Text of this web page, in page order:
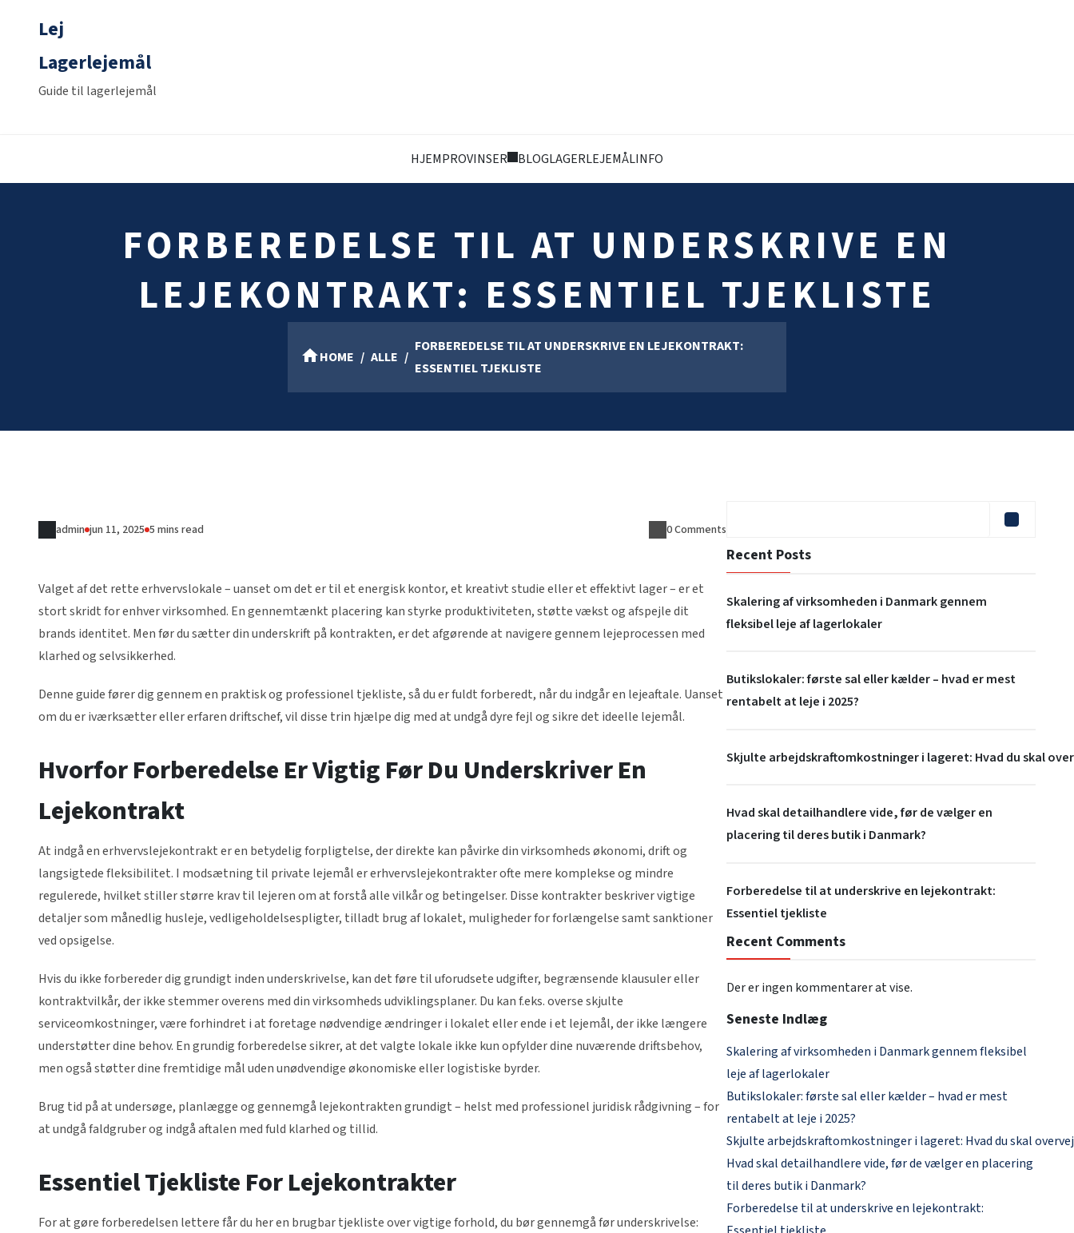
Lej
Lagerlejemål
Guide til lagerlejemål
HJEMPROVINSER BLOGLAGERLEJEMÅLINFO
FORBEREDELSE TIL AT UNDERSKRIVE EN
LEJEKONTRAKT: ESSENTIEL TJEKLISTE
HOME ALLE
FORBEREDELSE TIL AT UNDERSKRIVE EN LEJEKONTRAKT:
ESSENTIEL TJEKLISTE
admin jun 11, 2025 5 mins read 0 Comments
Valget af det rette erhvervslokale – uanset om det er til et energisk kontor, et kreativt studie eller et effektivt lager – er et
stort skridt for enhver virksomhed. En gennemtænkt placering kan styrke produktiviteten, støtte vækst og afspejle dit
brands identitet. Men før du sætter din underskrift på kontrakten, er det afgørende at navigere gennem lejeprocessen med
klarhed og selvsikkerhed.
Denne guide fører dig gennem en praktisk og professionel tjekliste, så du er fuldt forberedt, når du indgår en lejeaftale. Uanset
om du er iværksætter eller erfaren driftschef, vil disse trin hjælpe dig med at undgå dyre fejl og sikre det ideelle lejemål.
Hvorfor Forberedelse Er Vigtig Før Du Underskriver En
Lejekontrakt
At indgå en erhvervslejekontrakt er en betydelig forpligtelse, der direkte kan påvirke din virksomheds økonomi, drift og
langsigtede fleksibilitet. I modsætning til private lejemål er erhvervslejekontrakter ofte mere komplekse og mindre
regulerede, hvilket stiller større krav til lejeren om at forstå alle vilkår og betingelser. Disse kontrakter beskriver vigtige
detaljer som månedlig husleje, vedligeholdelsespligter, tilladt brug af lokalet, muligheder for forlængelse samt sanktioner
ved opsigelse.
Hvis du ikke forbereder dig grundigt inden underskrivelse, kan det føre til uforudsete udgifter, begrænsende klausuler eller
kontraktvilkår, der ikke stemmer overens med din virksomheds udviklingsplaner. Du kan f.eks. overse skjulte
serviceomkostninger, være forhindret i at foretage nødvendige ændringer i lokalet eller ende i et lejemål, der ikke længere
understøtter dine behov. En grundig forberedelse sikrer, at det valgte lokale ikke kun opfylder dine nuværende driftsbehov,
men også støtter dine fremtidige mål uden unødvendige økonomiske eller logistiske byrder.
Brug tid på at undersøge, planlægge og gennemgå lejekontrakten grundigt – helst med professionel juridisk rådgivning – for
at undgå faldgruber og indgå aftalen med fuld klarhed og tillid.
Essentiel Tjekliste For Lejekontrakter
For at gøre forberedelsen lettere får du her en brugbar tjekliste over vigtige forhold, du bør gennemgå før underskrivelse:
Recent Posts
Skalering af virksomheden i Danmark gennem
fleksibel leje af lagerlokaler
Butikslokaler: første sal eller kælder – hvad er mest
rentabelt at leje i 2025?
Skjulte arbejdskraftomkostninger i lageret: Hvad du skal
Hvad skal detailhandlere vide, før de vælger en
placering til deres butik i Danmark?
Forberedelse til at underskrive en lejekontrakt:
Essentiel tjekliste
Recent Comments
Der er ingen kommentarer at vise.
Seneste Indlæg
Skalering af virksomheden i Danmark gennem fleksibel
leje af lagerlokaler
Butikslokaler: første sal eller kælder – hvad er mest
rentabelt at leje i 2025?
Skjulte arbejdskraftomkostninger i lageret: Hvad du skal
Hvad skal detailhandlere vide, før de vælger en placering
til deres butik i Danmark?
Forberedelse til at underskrive en lejekontrakt: